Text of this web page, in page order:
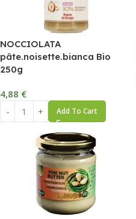
NOCCIOLATA
pâte.noisette.bianca Bio
250g
4,88 €
Add To Cart